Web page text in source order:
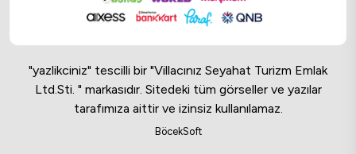
"yazlikciniz" tescilli bir "Villacınız Seyahat Turizm Emlak
Ltd.Sti. " markasıdır. Sitedeki tüm görseller ve yazılar
tarafımıza aittir ve izinsiz kullanılamaz.
BöcekSoft